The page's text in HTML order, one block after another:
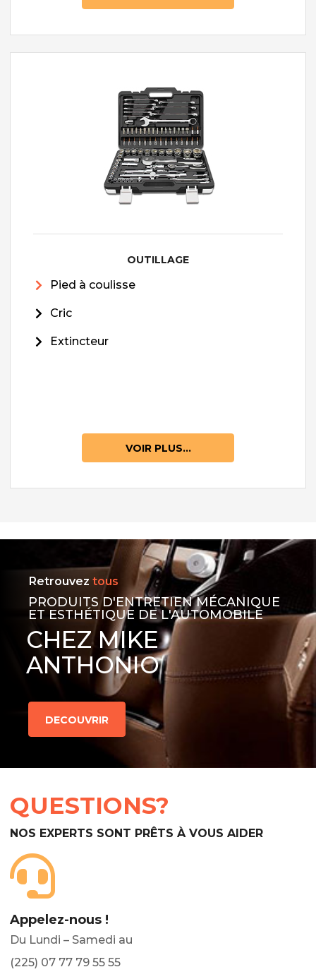
OUTILLAGE
Pied à coulisse
Cric
Extincteur
VOIR PLUS...
Retrouvez tous
PRODUITS D'ENTRETIEN MÉCANIQUE
ET ESTHÉTIQUE DE L'AUTOMOBILE
CHEZ MIKE
ANTHONIO
DECOUVRIR
QUESTIONS?
NOS EXPERTS SONT PRÊTS À VOUS AIDER
Appelez-nous !
Du Lundi – Samedi au
(225) 07 77 79 55 55